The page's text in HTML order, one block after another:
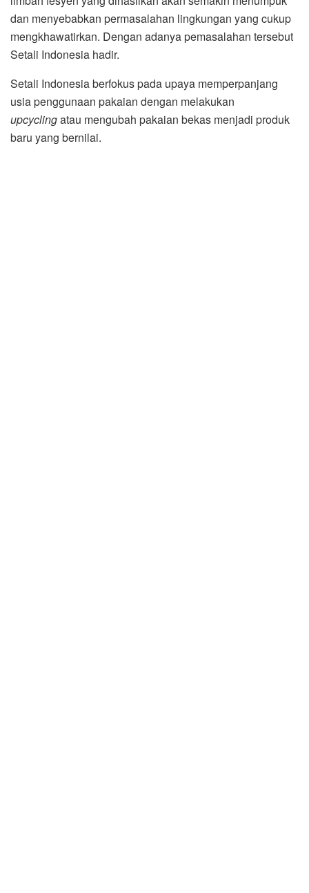
dan menyebabkan permasalahan lingkungan yang cukup
mengkhawatirkan. Dengan adanya pemasalahan tersebut
Setali Indonesia hadir.
Setali Indonesia berfokus pada upaya memperpanjang
usia penggunaan pakaian dengan melakukan
upcyclingatau mengubah pakaian bekas menjadi produk
baru yang bernilai.